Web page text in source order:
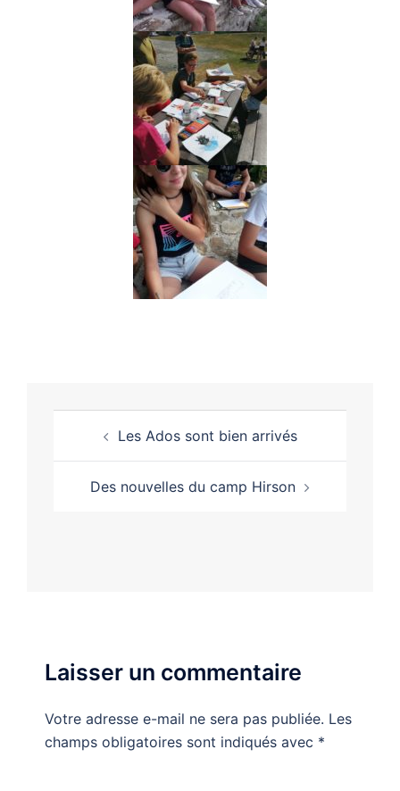
Les Ados sont bien arrivés
Des nouvelles du camp Hirson
Laisser un commentaire
Votre adresse e-mail ne sera pas publiée. Les
champs obligatoires sont indiqués avec *